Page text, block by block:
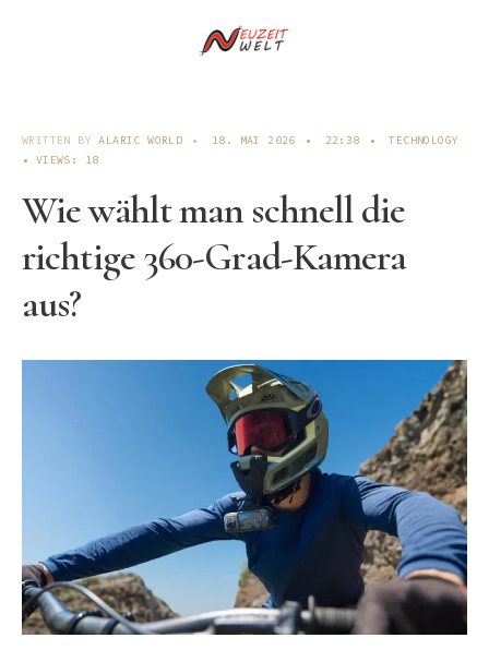
WRITTEN BYALARIC WORLD • 18. MAI 2026 • 22:38 •
TECHNOLOGY
• VIEWS: 18
Wie wählt man schnell die
richtige 360-Grad-Kamera
aus?